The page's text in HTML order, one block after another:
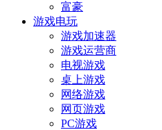
富豪
游戏电玩
游戏加速器
游戏运营商
电视游戏
桌上游戏
网络游戏
网页游戏
PC游戏